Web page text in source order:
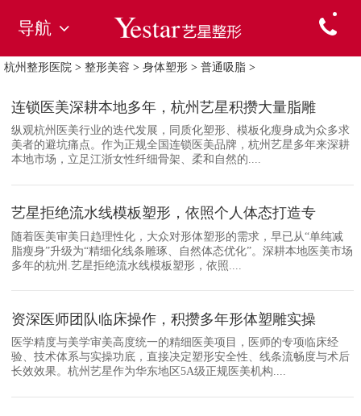
导航
杭州整形医院 > 整形美容 > 身体塑形 > 普通吸脂 >
连锁医美深耕本地多年，杭州艺星积攒大量脂雕
纵观杭州医美行业的迭代发展，同质化塑形、模板化瘦身成为众多求
美者的避坑痛点。作为正规全国连锁医美品牌，杭州艺星多年来深耕
本地市场，立足江浙女性纤细骨架、柔和自然的....
艺星拒绝流水线模板塑形，依照个人体态打造专
随着医美审美日趋理性化，大众对形体塑形的需求，早已从“单纯减
脂瘦身”升级为“精细化线条雕琢、自然体态优化”。深耕本地医美市场
多年的杭州.艺星拒绝流水线模板塑形，依照....
资深医师团队临床操作，积攒多年形体塑雕实操
医学精度与美学审美高度统一的精细医美项目，医师的专项临床经
验、技术体系与实操功底，直接决定塑形安全性、线条流畅度与术后
长效效果。杭州艺星作为华东地区5A级正规医美机构....